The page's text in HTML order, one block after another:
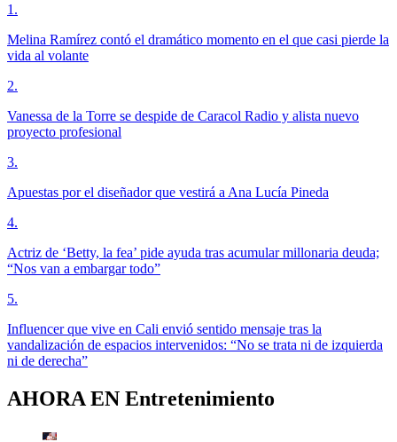
1 .
Melina Ramírez contó el dramático momento en el que casi pierde la
vida al volante
2.
Vanessa de la Torre se despide de Caracol Radio y alista nuevo
proyecto profesional
3.
Apuestas por el diseñador que vestirá a Ana Lucía Pineda
4.
Actriz de ‘Betty, la fea’ pide ayuda tras acumular millonaria deuda;
“Nos van a embargar todo”
5.
Influencer que vive en Cali envió sentido mensaje tras la
vandalización de espacios intervenidos: “No se trata ni de izquierda
ni de derecha”
AHORA EN Entretenimiento